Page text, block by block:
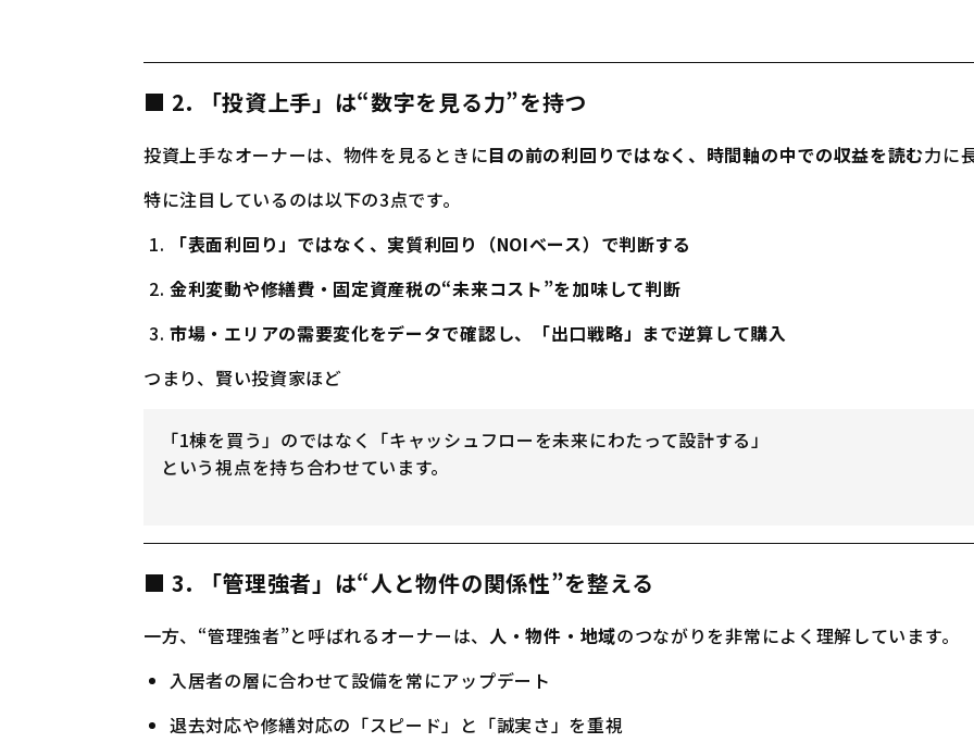
■ 2. 「投資上手」は“数字を見る力”を持つ
投資上手なオーナーは、物件を見るときに目の前の利回りではなく、時間軸の中での収益を読む力に
特に注目しているのは以下の3点です。
「表面利回り」ではなく、実質利回り（NOIベース）で判断する
金利変動や修繕費・固定資産税の“未来コスト”を加味して判断
市場・エリアの需要変化をデータで確認し、「出口戦略」まで逆算して購入
つまり、賢い投資家ほど
「1棟を買う」のではなく「キャッシュフローを未来にわたって設計する」
という視点を持ち合わせています。
■ 3. 「管理強者」は“人と物件の関係性”を整える
一方、“管理強者”と呼ばれるオーナーは、 人・物件・地域のつながりを非常によく理解しています。
入居者の層に合わせて設備を常にアップデート
退去対応や修繕対応の「スピード」と「誠実さ」を重視